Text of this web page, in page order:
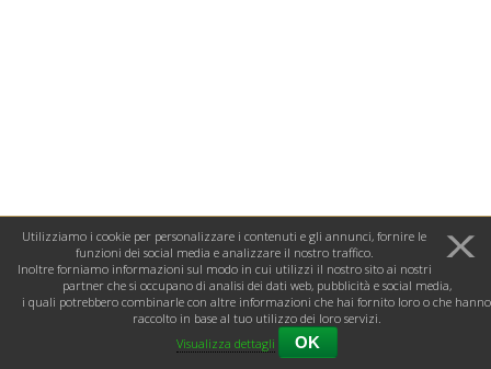
Utilizziamo i cookie per personalizzare i contenuti e gli annunci, fornire le
funzioni dei social media e analizzare il nostro traffico.
Inoltre forniamo informazioni sul modo in cui utilizzi il nostro sito ai nostri
partner che si occupano di analisi dei dati web, pubblicità e social media,
i quali potrebbero combinarle con altre informazioni che hai fornito loro o che hanno
raccolto in base al tuo utilizzo dei loro servizi.
Visualizza dettagli